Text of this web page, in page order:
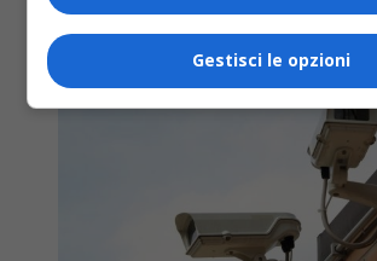
Gestisci le opzioni